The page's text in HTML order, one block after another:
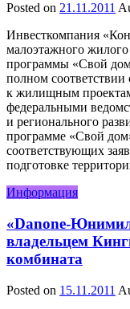
Posted on 21.11.2011
Инвесткомпания
малоэтажного
программы «Свой
полном соответствии
к жилищным
федеральными
и регионального
программе «Свой
соответствующих
подготовке
Информация
«Danone-
владельцем
комбината
Posted on 15.11.2011